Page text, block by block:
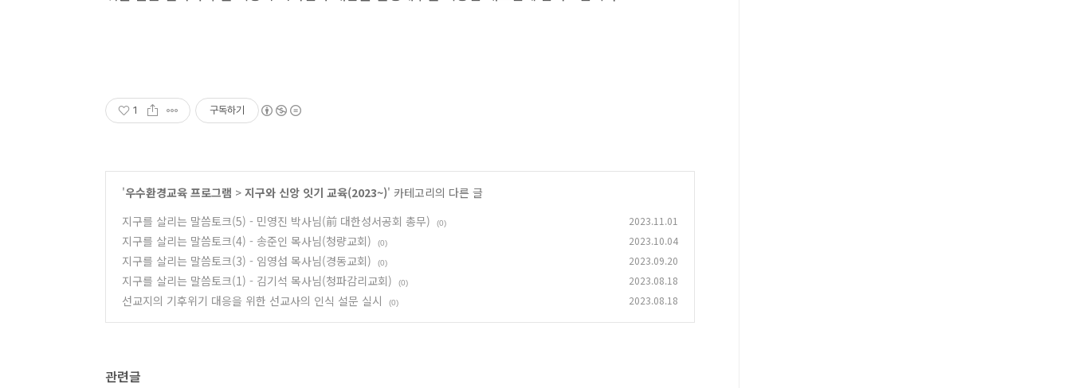
1 구독하기
'우수환경교육 프로그램 > 지구와 신앙 잇기 교육(2023~)' 카테고리의 다른 글
지구를 살리는 말씀토크(5) - 민영진 박사님(前 대한성서공회 총무)
(0) 2023.11.01
지구를 살리는 말씀토크(4) - 송준인 목사님(청량교회) (0) 2023.10.04
지구를 살리는 말씀토크(3) - 임영섭 목사님(경동교회) (0) 2023.09.20
지구를 살리는 말씀토크(1) - 김기석 목사님(청파감리교회) (0) 2023.08.18
선교지의 기후위기 대응을 위한 선교사의 인식 설문 실시 (0) 2023.08.18
관련글